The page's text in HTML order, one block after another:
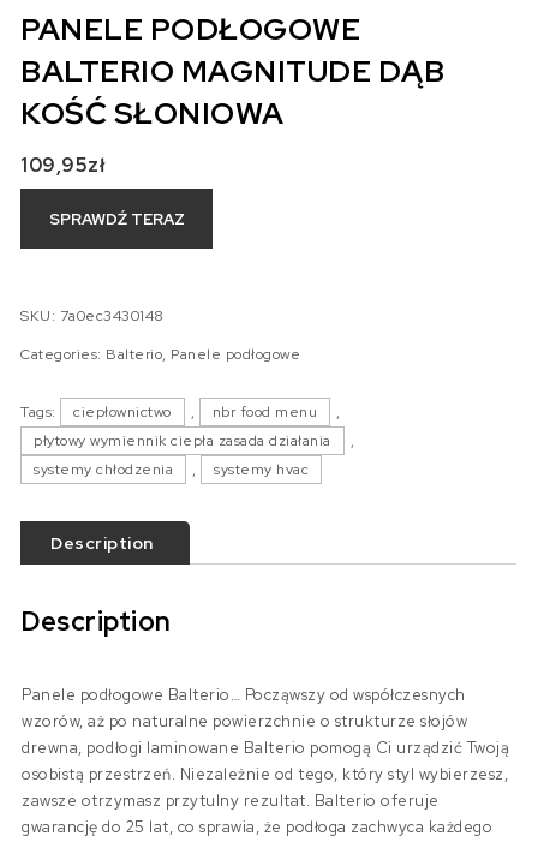
PANELE PODŁOGOWE
BALTERIO MAGNITUDE DĄB
KOŚĆ SŁONIOWA
109,95zł
SPRAWDŹ TERAZ
SKU: 7a0ec3430148
Categories: Balterio, Panele podłogowe
Tags: ciepłownictwo , nbr food menu
,
płytowy wymiennik ciepła zasada działania
,
systemy chłodzenia
, systemy hvac
Description
Description
Panele podłogowe Balterio… Począwszy od współczesnych
wzorów, aż po naturalne powierzchnie o strukturze słojów
drewna, podłogi laminowane Balterio pomogą Ci urządzić Twoją
osobistą przestrzeń. Niezależnie od tego, który styl wybierzesz,
zawsze otrzymasz przytulny rezultat. Balterio oferuje
gwarancję do 25 lat, co sprawia, że podłoga zachwyca każdego